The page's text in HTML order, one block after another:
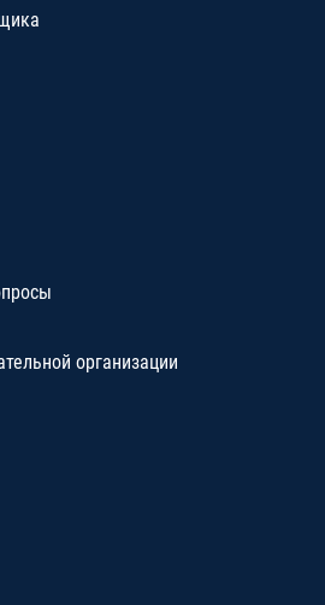
организации